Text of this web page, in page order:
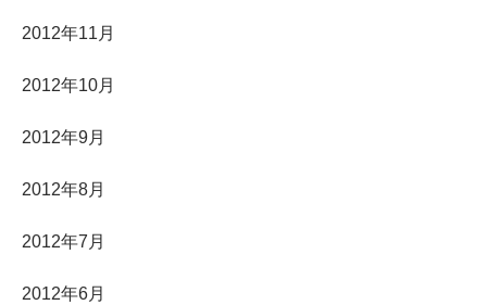
2012年11月
2012年10月
2012年9月
2012年8月
2012年7月
2012年6月